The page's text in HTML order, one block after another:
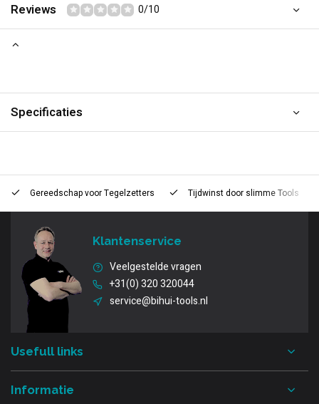
Reviews 0/10
Specificaties
Gereedschap voorTegelzetters Tijdwinst door slimme Tools
Klantenservice
Veelgestelde vragen
+31(0) 320 320044
service@bihui-tools.nl
Usefull links
Informatie